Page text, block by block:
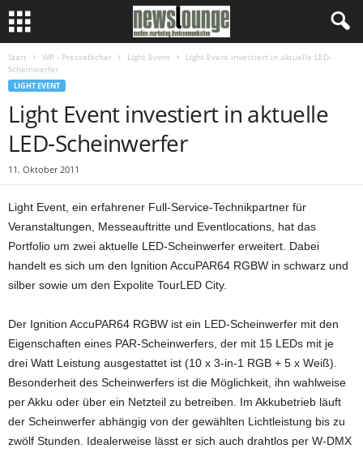
Start WP - Pressefächer Light Event
Light Event investiert in aktuelle LED-
Scheinwerfer
LIGHT EVENT
Light Event investiert in aktuelle
LED-Scheinwerfer
11. Oktober 2011
Light Event, ein erfahrener Full-Service-Technikpartner für
Veranstaltungen, Messeauftritte und Eventlocations, hat das
Portfolio um zwei aktuelle LED-Scheinwerfer erweitert. Dabei
handelt es sich um den Ignition AccuPAR64 RGBW in schwarz und
silber sowie um den Expolite TourLED City.
Der Ignition AccuPAR64 RGBW ist ein LED-Scheinwerfer mit den
Eigenschaften eines PAR-Scheinwerfers, der mit 15 LEDs mit je
drei Watt Leistung ausgestattet ist (10 x 3-in-1 RGB + 5 x Weiß).
Besonderheit des Scheinwerfers ist die Möglichkeit, ihn wahlweise
per Akku oder über ein Netzteil zu betreiben. Im Akkubetrieb läuft
der Scheinwerfer abhängig von der gewählten Lichtleistung bis zu
zwölf Stunden. Idealerweise lässt er sich auch drahtlos per W-DMX